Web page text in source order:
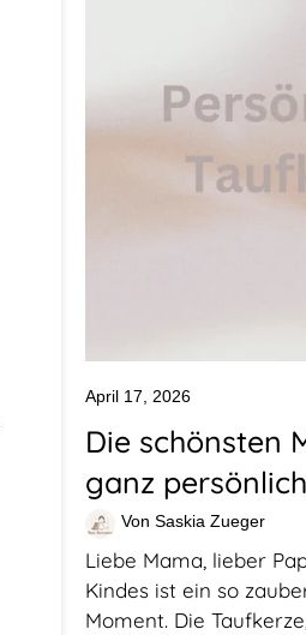
April 17, 2026
Die schönsten
ganz
Von Saskia Zueger
Liebe Mama, lieber
Kindes ist ein so
Moment. Die